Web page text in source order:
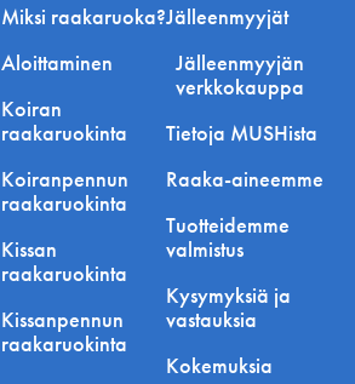
Miksi raakaruoka?
Aloittaminen
Koiran
raakaruokinta
Koiranpennun
raakaruokinta
Kissan
raakaruokinta
Kissanpennun
raakaruokinta
Jälleenmyyjät
Jälleenmyyjän
verkkokauppa
Tietoja MUSHista
Raaka-aineemme
Tuotteidemme
valmistus
Kysymyksiä ja
vastauksia
Kokemuksia